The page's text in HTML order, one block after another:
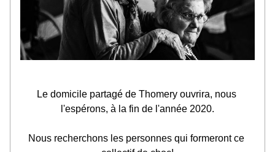
Le domicile partagé de Thomery ouvrira, nous
l'espérons, à la fin de l'année 2020.
Nous recherchons les personnes qui formeront ce